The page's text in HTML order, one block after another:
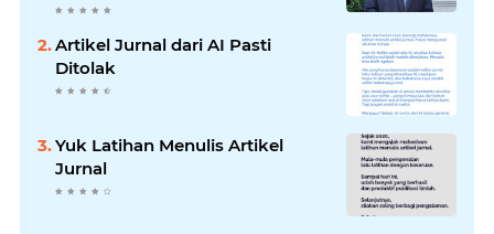
Artikel Jurnal dari AI Pasti
Ditolak
Yuk Latihan Menulis Artikel
Jurnal